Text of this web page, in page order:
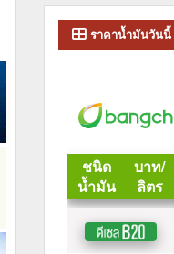
ราคาน้ำมันวันนี้